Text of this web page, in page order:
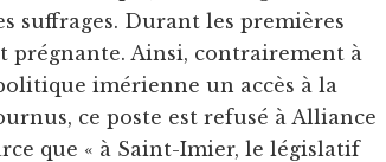
suffrages. Durant les premières
prégnante. Ainsi, contrairement à
imérienne un accès à la
ce poste est refusé à Alliance
que « à Saint-Imier, le législatif